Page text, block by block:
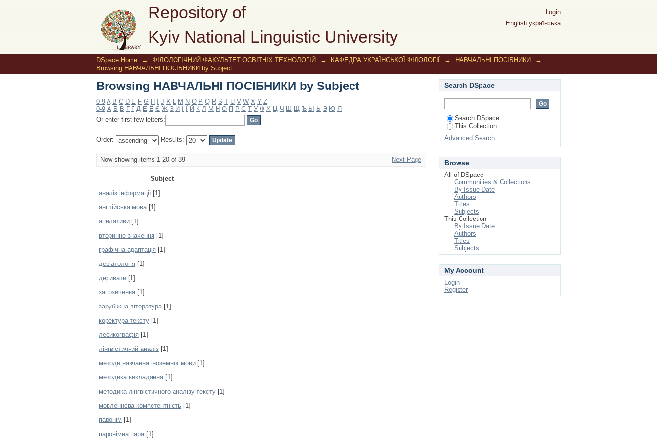
Repository of
Kyiv National Linguistic University
Browsing НАВЧАЛЬНІ ПОСІБНИКИ by Subject
Login
English українська
DSpace Home → ФІЛОЛОГІЧНИЙ ФАКУЛЬТЕТ ОСВІТНІХ ТЕХНОЛОГІЙ → КАФЕДРА УКРАЇНСЬКОЇ ФІЛОЛОГІЇ → НАВЧАЛЬНІ ПОСІБНИКИ
→
Browsing НАВЧАЛЬНІ ПОСІБНИКИ by Subject
Browsing НАВЧАЛЬНІ ПОСІБНИКИ by Subject
0-9 A B C D E F G H J K L M N O P Q R S T U V W X Y Z
0-9 А Б В Г Ґ Д Е Ё Є Ж З И Й К Л М Н О П Р С Т У Ф Х Ц Ч Ш Щ Ъ Ы Ь Э Ю Я
Or enter first few letters:
Order: Results:
Now showing items 1-20 of 39 Next Page
Subject
аналіз інформації [1]
англійська мова[1]
апелятиви [1]
вторинне значення [1]
графічна адаптація [1]
девіатологія [1]
деривати [1]
запозичення [1]
зарубіжна література[1]
коректура тексту [1]
лесикографія [1]
лінгвістичний аналіз [1]
методи навчання іноземної мови [1]
методика викладання [1]
методика лінгвістичного аналізу тексту [1]
мовленнєва компетентність [1]
паронім [1]
паронімна пара[1]
Search DSpace
Search DSpace
This Collection
Advanced Search
Browse
All of DSpace
Communities & Collections
By Issue Date
Authors
Titles
Subjects
This Collection
By Issue Date
Authors
Titles
Subjects
My Account
Login
Register